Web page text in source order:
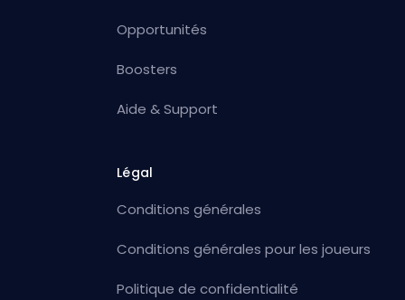
Opportunités
Boosters
Aide & Support
Légal
Conditions générales
Conditions générales pour les joueurs
Politique de confidentialité